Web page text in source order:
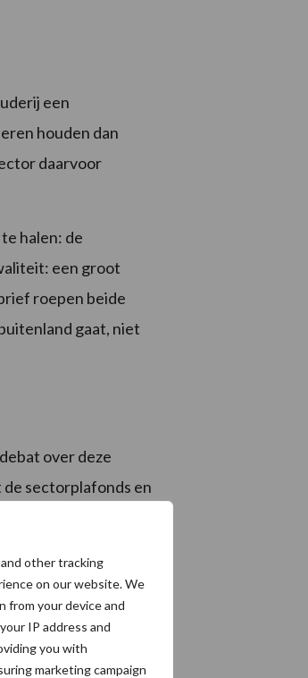
other tracking
on our website. We
from your device and
IP address and
you with
marketing campaign
een
houden dan
daarvoor
halen: de
een groot
roepen beide
gaat, niet
over deze
sectorplafonds en
Zo mag de
minder
de overschrijding
worden of
is immers van